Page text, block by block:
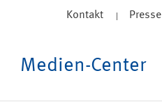
Kontakt Presse
Medien-Center